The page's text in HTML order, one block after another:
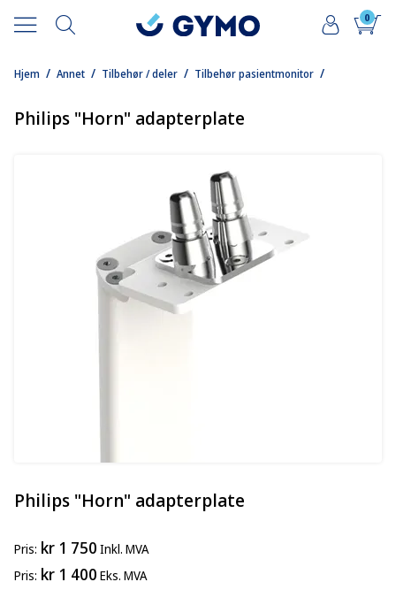
0
/
Hjem /
Annet /
Tilbehør / deler /
Tilbehør pasientmonitor
Philips "Horn" adapterplate
Philips "Horn" adapterplate
Pris kr 1 750 Inkl. MVA
Pris kr 1 400 Eks. MVA